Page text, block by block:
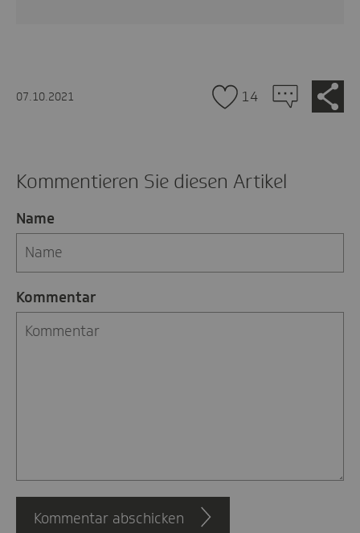
07.10.2021 14
Zu
den
Kommentieren Sie diesen Artikel
Name
Kommentar
Kommentar abschicken